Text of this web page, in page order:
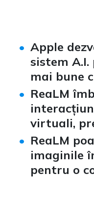
Apple
sistem
mai bune
ReaLM
virtuali,
ReaLM
imaginile
pentru o